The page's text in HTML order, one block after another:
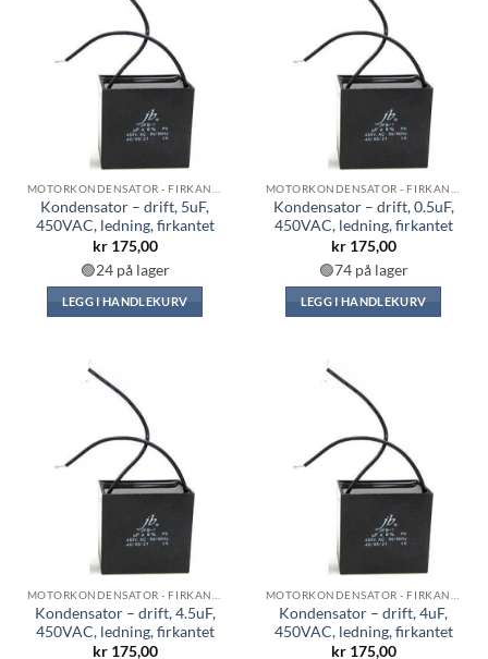
MOTORKONDENSATOR - FIRKANTET
Kondensator – drift, 5uF,
450VAC, ledning, firkantet
kr175,00
🟢24 på lager
LEGG I HANDLEKURV
MOTORKONDENSATOR - FIRKANTET
Kondensator – drift, 0.5uF,
450VAC, ledning, firkantet
kr175,00
🟢74 på lager
LEGG I HANDLEKURV
Kondensator – drift, 4.5uF,
450VAC, ledning, firkantet
kr175,00
Kondensator – drift, 4uF,
450VAC, ledning, firkantet
kr175,00